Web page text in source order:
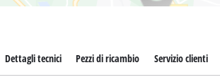
Dettagli tecnici Pezzi di ricambio Servizio clienti